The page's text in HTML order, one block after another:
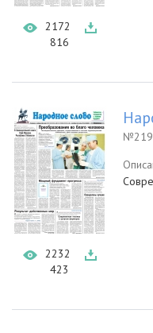
2172
816
2232
423
№219